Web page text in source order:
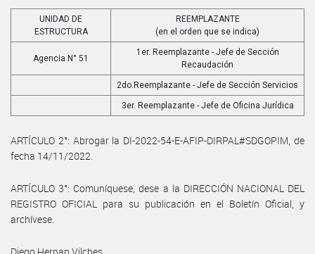
UNIDAD DE
ESTRUCTURA
REEMPLAZANTE
(en el orden que se indica)
Agencia N° 51
1er. Reemplazante - Jefe de Sección
Recaudación
2do.Reemplazante - Jefe de Sección Servicios
3er. Reemplazante - Jefe de Oficina Jurídica
ARTÍCULO 2°: Abrogar la DI-2022-54-E-AFIP-DIRPAL#SDGOPIM, de
fecha 14/11/2022.
ARTÍCULO 3°: Comuníquese, dese a la DIRECCIÓN NACIONAL DEL
REGISTRO OFICIAL para su publicación en el Boletín Oficial, y
archívese.
Diego Hernan Vilches